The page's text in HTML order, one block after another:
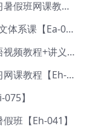
有道2026莫荒年高三物理一轮复习暑假班网课教程【Ef-044】
2025年高三语文一遍就OK高中语文体系课【Ea-028】
希望学2024闫舒月小学一年级英语视频教程+讲义【Cc-004】
2025高考刘勖雯高三政治三轮复习网课教程【Eh-061】
】
班【Eh-041】